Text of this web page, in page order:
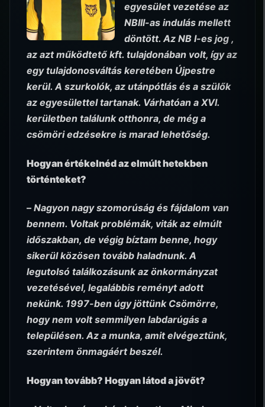
egyesület vezetése az
NBIII-as indulás mellett
döntött. Az NB I-es jog ,
az azt működtető kft. tulajdonában volt, így az
egy tulajdonosváltás keretében Újpestre
kerül. A szurkolók, az utánpótlás és a szülők
az egyesülettel tartanak. Várhatóan a XVI.
kerületben találunk otthonra, de még a
csömöri edzésekre is marad lehetőség.
Hogyan értékelnéd az elmúlt hetekben
történteket?
– Nagyon nagy szomorúság és fájdalom van
bennem. Voltak problémák, viták az elmúlt
időszakban, de végig bíztam benne, hogy
sikerül közösen tovább haladnunk. A
legutolsó találkozásunk az önkormányzat
vezetésével, legalábbis reményt adott
nekünk. 1997-ben úgy jöttünk Csömörre,
hogy nem volt semmilyen labdarúgás a
településen. Az a munka, amit elvégeztünk,
szerintem önmagáért beszél.
Hogyan tovább? Hogyan látod a jövőt?